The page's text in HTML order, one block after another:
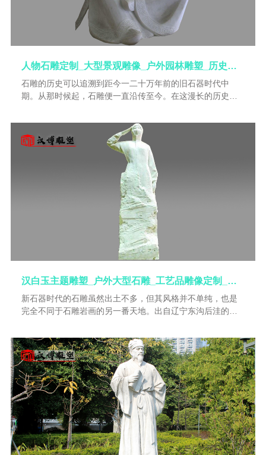
人物石雕定制_大型景观雕像_户外园林雕塑_历史人物雕像_石雕制作厂家
石雕的历史可以追溯到距今一二十万年前的旧石器时代中
期。从那时候起，石雕便一直沿传至今。在这漫长的历史
类型和样式风格上都有很大变迁；不同的需要，不同的审美
追赶求，不同的社会环境和社会制度，都在制约着石雕创作
的发展演变。石雕的历史是艺术的历史，也是文化内涵丰富
的历史，更是形象生动而又实在的人类历史。
汉白玉主题雕塑_户外大型石雕_工艺品雕像定制_人物塑像加工_景观石雕制作
新石器时代的石雕虽然出土不多，但其风格并不单纯，也是
完全不同于石雕岩画的另一番天地。出自辽宁东沟后洼的几
古朴、生动，表明它们是象征性的作品。人首石雕尽管表现
手法稚缺陷抽象，但并不意味着当时雕刻技法低下。如大溪
文化的浮雕人面就采用了刻磨的技艺，而且其形象还具有一
种无形的宗教力量。显然，当时的雕刻家是把他们主要的精
力放在创作玉石雕刻品这上了。因为我们在红山文化和良渚
文化中，已看到了许多精湛绝伦的玉雕作品以及小石雕工艺
品。